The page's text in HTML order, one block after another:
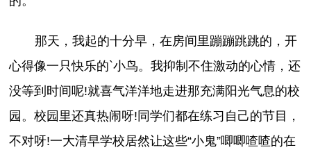
那天，我起的十分早，在房间里蹦蹦跳跳的，开
心得像一只快乐的`小鸟。我抑制不住激动的心情，还
没等到时间呢!就喜气洋洋地走进那充满阳光气息的校
园。校园里还真热闹呀!同学们都在练习自己的节目，
不对呀!一大清早学校居然让这些“小鬼”唧唧喳喳的在